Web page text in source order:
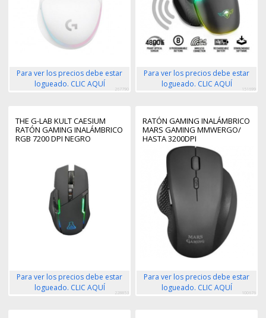
Para ver los precios debe estar
logueado. CLIC AQUÍ
267790
Para ver los precios debe estar
logueado. CLIC AQUÍ
151699
THE G-LAB KULT CAESIUM
RATÓN GAMING INALÁMBRICO
RGB 7200 DPI NEGRO
Para ver los precios debe estar
logueado. CLIC AQUÍ
228853
RATÓN GAMING INALÁMBRICO
MARS GAMING MMWERGO/
HASTA 3200DPI
Para ver los precios debe estar
logueado. CLIC AQUÍ
100676